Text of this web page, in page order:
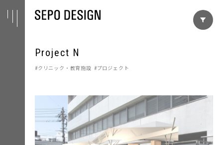
Project N
クリニック・教育施設 プロジェクト